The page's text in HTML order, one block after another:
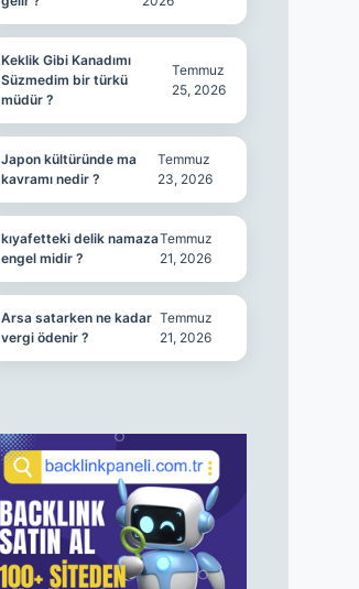
Keklik Gibi Kanadımı
Süzmedim bir türkü
müdür ?
Temmuz
25, 2026
Japon kültüründe ma
kavramı nedir ?
Temmuz
23, 2026
kıyafetteki delik namaza
engel midir ?
Temmuz
21, 2026
Arsa satarken ne kadar
vergi ödenir ?
Temmuz
21, 2026